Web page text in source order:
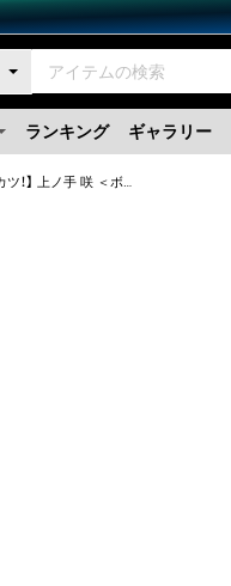
ランキング ギャラリー
【沼カツ！】 上ノ手 咲 ＜ボクセルアート＞